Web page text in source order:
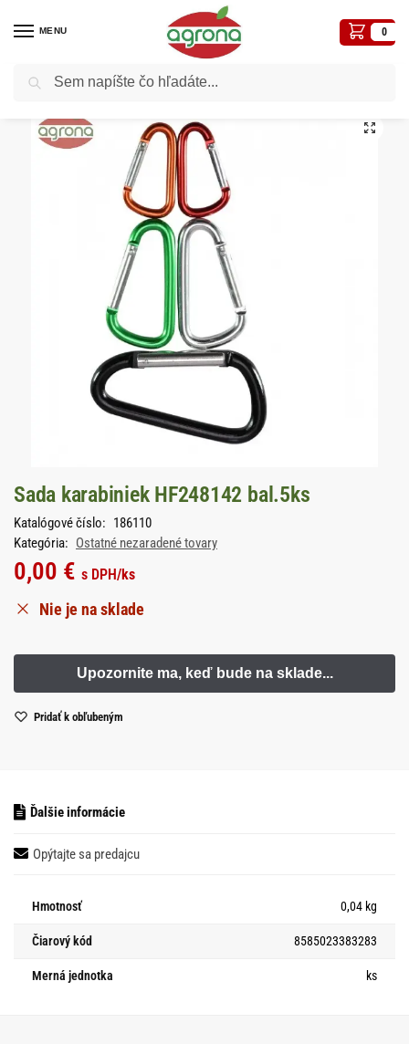
MENU 0
Domov Ostatné nezaradené tovary / Sada karabiniek HF248142 bal.5ks
Sada karabiniek HF248142 bal.5ks
Katalógové číslo: 186110
Kategória: Ostatné nezaradené tovary
0,00 € s DPH/ks
Nie je na sklade
Pridať k obľubeným
Ďalšie informácie
Opýtajte sa predajcu
Hmotnosť 0,04 kg
Čiarový kód 8585023383283
Merná jednotka ks